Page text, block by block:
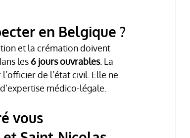
en Belgique ?
et la crémation doivent
les 6 jours ouvrables. La
de l’état civil. Elle ne
médico-légale.
vous